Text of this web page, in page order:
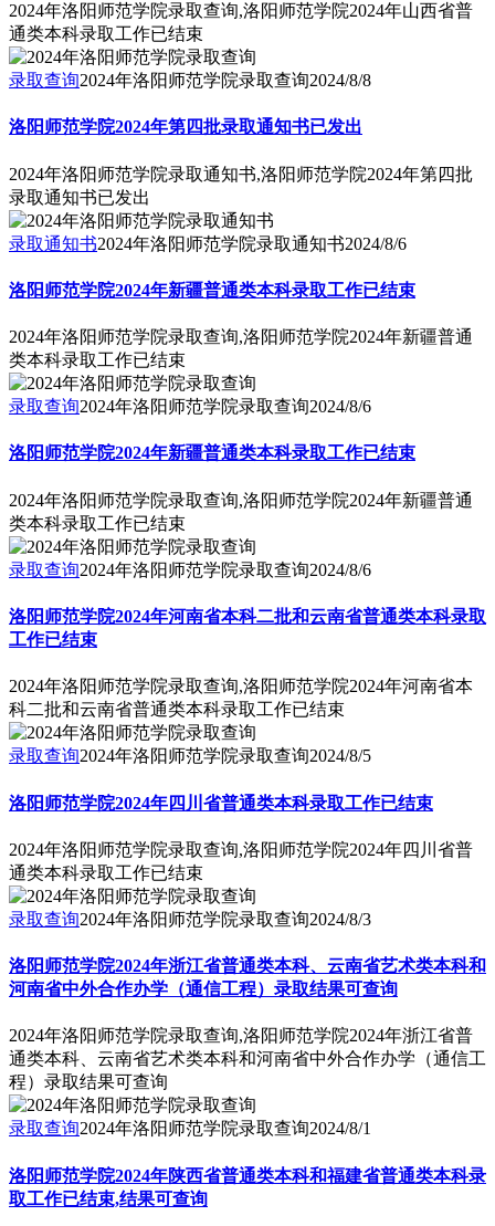
2024年洛阳师范学院录取查询,洛阳师范学院2024年山西省普
通类本科录取工作已结束
录取查询2024年洛阳师范学院录取查询2024/8/8
洛阳师范学院2024年第四批录取通知书已发出
2024年洛阳师范学院录取通知书,洛阳师范学院2024年第四批
录取通知书已发出
录取通知书2024年洛阳师范学院录取通知书2024/8/6
洛阳师范学院2024年新疆普通类本科录取工作已结束
2024年洛阳师范学院录取查询,洛阳师范学院2024年新疆普通
类本科录取工作已结束
录取查询2024年洛阳师范学院录取查询2024/8/6
洛阳师范学院2024年新疆普通类本科录取工作已结束
2024年洛阳师范学院录取查询,洛阳师范学院2024年新疆普通
类本科录取工作已结束
录取查询2024年洛阳师范学院录取查询2024/8/6
洛阳师范学院2024年河南省本科二批和云南省普通类本科录取
工作已结束
2024年洛阳师范学院录取查询,洛阳师范学院2024年河南省本
科二批和云南省普通类本科录取工作已结束
录取查询2024年洛阳师范学院录取查询2024/8/5
洛阳师范学院2024年四川省普通类本科录取工作已结束
2024年洛阳师范学院录取查询,洛阳师范学院2024年四川省普
通类本科录取工作已结束
录取查询2024年洛阳师范学院录取查询2024/8/3
洛阳师范学院2024年浙江省普通类本科、云南省艺术类本科和
河南省中外合作办学（通信工程）录取结果可查询
2024年洛阳师范学院录取查询,洛阳师范学院2024年浙江省普
通类本科、云南省艺术类本科和河南省中外合作办学（通信工
程）录取结果可查询
录取查询2024年洛阳师范学院录取查询2024/8/1
洛阳师范学院2024年陕西省普通类本科和福建省普通类本科录
取工作已结束,结果可查询